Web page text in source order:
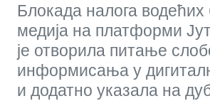
Блокада налога водећих
медија на платформи
је отворила питање
информисања у
и додатно указала на